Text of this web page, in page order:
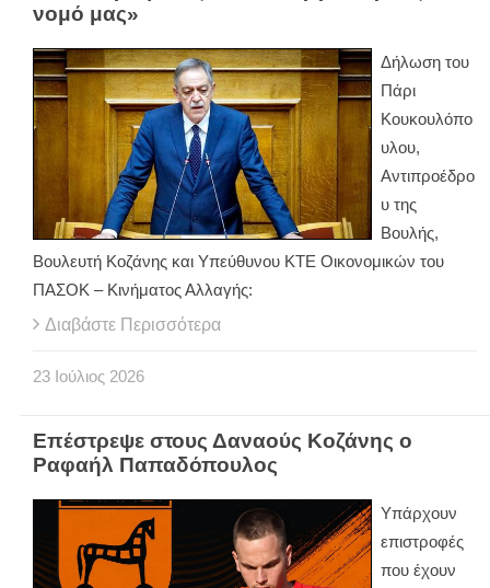
νομό μας»
Δήλωση του
Πάρι
Κουκουλόπο
υλου,
Αντιπροέδρο
υ της
Βουλής,
Βουλευτή Κοζάνης και Υπεύθυνου ΚΤΕ Οικονομικών του
ΠΑΣΟΚ – Κινήματος Αλλαγής:
Διαβάστε Περισσότερα
23 Ιούλιος 2026
Επέστρεψε στους Δαναούς Κοζάνης ο
Ραφαήλ Παπαδόπουλος
Υπάρχουν
επιστροφές
που έχουν